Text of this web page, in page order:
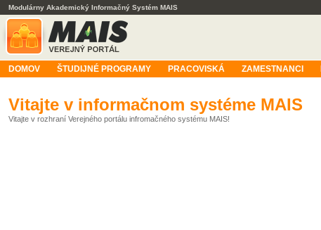
Modulárny Akademický Informačný Systém MAIS
DOMOV ŠTUDIJNÉ PROGRAMY PRACOVISKÁ ZAMESTNANCI
Vitajte v informačnom systéme MAIS
Vitajte v rozhraní Verejného portálu infromačného systému MAIS!